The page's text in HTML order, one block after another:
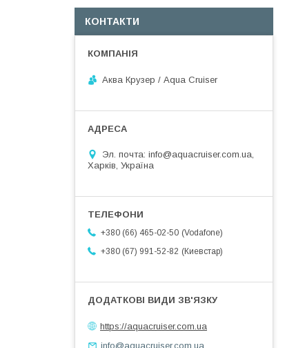
КОНТАКТИ
Аква Крузер / Aqua Cruiser
Эл. почта: info@aquacruiser.com.ua,
Харків, Україна
+380 (66) 465-02-50 Vodafone
+380 (67) 991-52-82
Киевстар
https://aquacruiser.com.ua
info@aquacruiser.com.ua